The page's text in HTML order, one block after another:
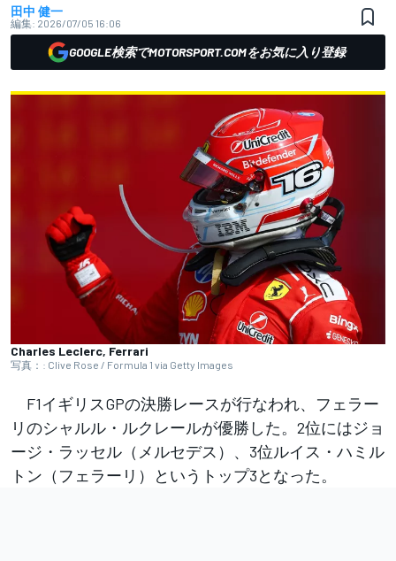
田中 健一
編集: 2026/07/05 16:06
GOOGLE検索でMOTORSPORT.COMをお気に入り登録
Charles Leclerc, Ferrari
写真：: Clive Rose / Formula 1 via Getty Images
F1イギリスGPの決勝レースが行なわれ、フェラー
リのシャルル・ルクレールが優勝した。2位にはジョ
ージ・ラッセル（メルセデス）、3位ルイス・ハミル
トン（フェラーリ）というトップ3となった。